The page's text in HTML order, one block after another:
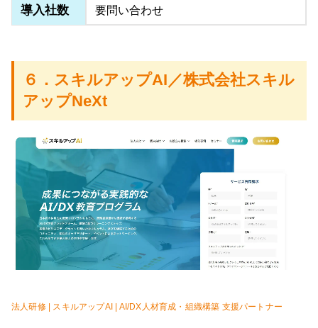
導入社数 要問い合わせ
６．スキルアップAI／株式会社スキル
アップNeXt
法人研修 | スキルアップAI | AI/DX人材育成・組織構築 支援パートナー